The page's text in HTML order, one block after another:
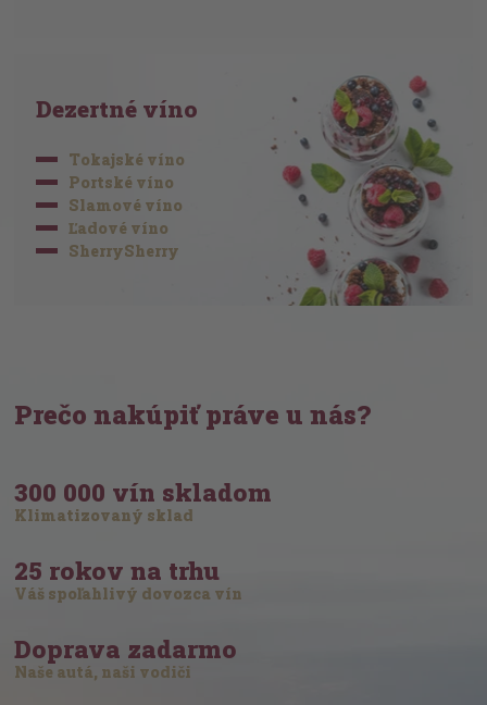
Dezertné víno
Tokajské víno
Portské víno
Slamové víno
Ľadové víno
SherrySherry
Prečo nakúpiť práve u nás?
300 000 vín skladom
Klimatizovaný sklad
25 rokov na trhu
Váš spoľahlivý dovozca vín
Doprava zadarmo
Naše autá, naši vodiči